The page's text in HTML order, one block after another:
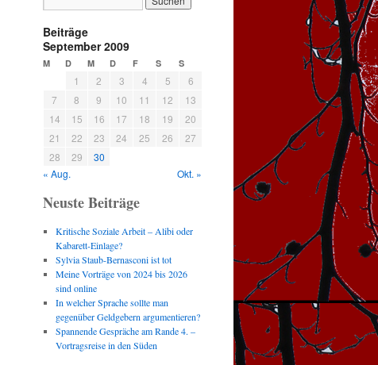
Beiträge
September 2009
M D M D F S S
1 2 3 4 5
6
7
8 9 10 11 12
13
14
15 16 17 18 19
20
21
22 23 24 25 26
27
28
29
30
« Aug.
Okt. »
Neuste Beiträge
Kritische Soziale Arbeit – Alibi oder
Kabarett-Einlage?
Sylvia Staub-Bernasconi ist tot
Meine Vorträge von 2024 bis 2026
sind online
In welcher Sprache sollte man
gegenüber Geldgebern argumentieren?
Spannende Gespräche am Rande 4. –
Vortragsreise in den Süden